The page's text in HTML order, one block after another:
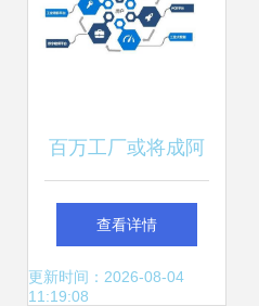
百万工厂或将成阿
里新摇钱树，网友
又一次快于京东步
查看详情
更新时间：2026-08-04
11:19:08